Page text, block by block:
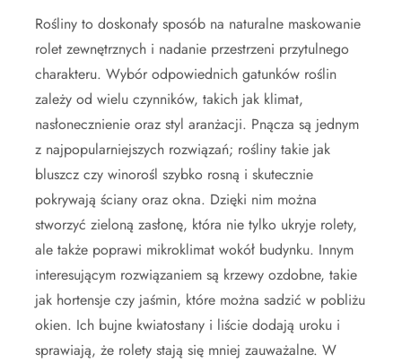
Rośliny to doskonały sposób na naturalne maskowanie
rolet zewnętrznych i nadanie przestrzeni przytulnego
charakteru. Wybór odpowiednich gatunków roślin
zależy od wielu czynników, takich jak klimat,
nasłonecznienie oraz styl aranżacji. Pnącza są jednym
z najpopularniejszych rozwiązań; rośliny takie jak
bluszcz czy winorośl szybko rosną i skutecznie
pokrywają ściany oraz okna. Dzięki nim można
stworzyć zieloną zasłonę, która nie tylko ukryje rolety,
ale także poprawi mikroklimat wokół budynku. Innym
interesującym rozwiązaniem są krzewy ozdobne, takie
jak hortensje czy jaśmin, które można sadzić w pobliżu
okien. Ich bujne kwiatostany i liście dodają uroku i
sprawiają, że rolety stają się mniej zauważalne. W